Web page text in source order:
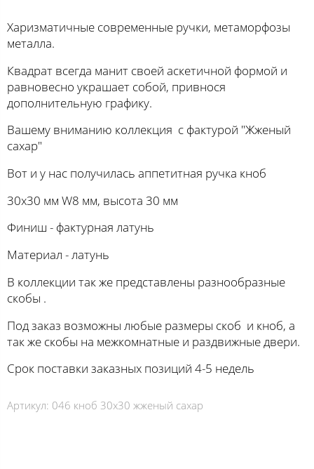
Харизматичные современные ручки, метаморфозы
металла.
Квадрат всегда манит своей аскетичной формой и
равновесно украшает собой, привнося
дополнительную графику.
Вашему вниманию коллекция с фактурой "Жженый
сахар"
Вот и у нас получилась аппетитная ручка кноб
30х30 мм W8 мм, высота 30 мм
Финиш - фактурная латунь
Материал - латунь
В коллекции так же представлены разнообразные
скобы .
Под заказ возможны любые размеры скоб и кноб, а
так же скобы на межкомнатные и раздвижные двери.
Срок поставки заказных позиций 4-5 недель
Артикул: 046 кноб 30х30 жженый сахар